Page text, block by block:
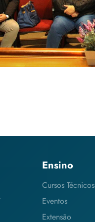
Ensino
Cursos Técnicos
Eventos
Extensão